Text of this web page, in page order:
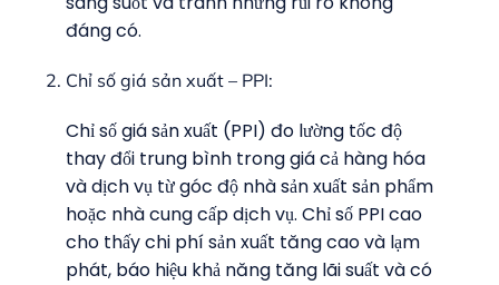
đáng có.
Chỉ số giá sản xuất – PPI:
Chỉ số giá sản xuất (PPI) đo lường tốc độ
thay đổi trung bình trong giá cả hàng hóa
và dịch vụ từ góc độ nhà sản xuất sản phẩm
hoặc nhà cung cấp dịch vụ. Chỉ số PPI cao
cho thấy chi phí sản xuất tăng cao và lạm
phát, báo hiệu khả năng tăng lãi suất và có